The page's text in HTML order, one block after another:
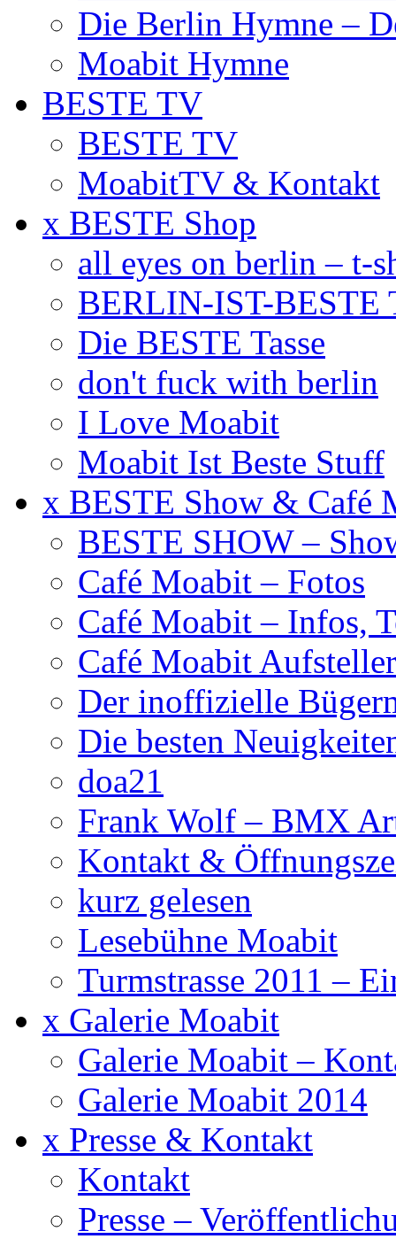
Die Berlin Hymne –
Moabit Hymne
BESTE TV
BESTE TV
MoabitTV & Kontakt
x BESTE Shop
all eyes on berlin – t-
BERLIN-IST-BESTE
Die BESTE Tasse
don't fuck with berlin
I Love Moabit
Moabit Ist Beste Stuff
x BESTE Show & Café
BESTE SHOW –
Café Moabit – Fotos
Café Moabit – Infos,
Café Moabit Aufsteller
Der inoffizielle
Die besten
doa21
Frank Wolf – BMX
Kontakt &
kurz gelesen
Lesebühne Moabit
Turmstrasse 2011 –
x Galerie Moabit
Galerie Moabit –
Galerie Moabit 2014
x Presse & Kontakt
Kontakt
Presse –